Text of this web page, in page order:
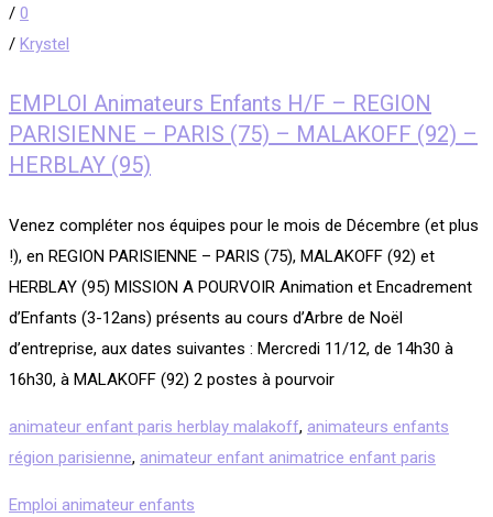
/ 0
/ Krystel
EMPLOI Animateurs Enfants H/F – REGION
PARISIENNE – PARIS (75) – MALAKOFF (92) –
HERBLAY (95)
Venez compléter nos équipes pour le mois de Décembre (et plus
!), en REGION PARISIENNE – PARIS (75), MALAKOFF (92) et
HERBLAY (95) MISSION A POURVOIR Animation et Encadrement
d’Enfants (3-12ans) présents au cours d’Arbre de Noël
d’entreprise, aux dates suivantes : Mercredi 11/12, de 14h30 à
16h30, à MALAKOFF (92) 2 postes à pourvoir
animateur enfant paris herblay malakoff, animateurs enfants
région parisienne, animateur enfant animatrice enfant paris
Emploi animateur enfants